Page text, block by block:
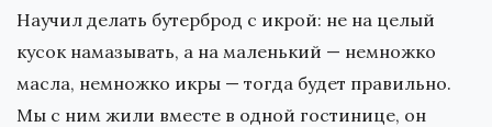
Научил делать бутерброд с икрой: не на целый
кусок намазывать, а на маленький — немножко
масла, немножко икры — тогда будет правильно.
Мы с ним жили вместе в одной гостинице, он